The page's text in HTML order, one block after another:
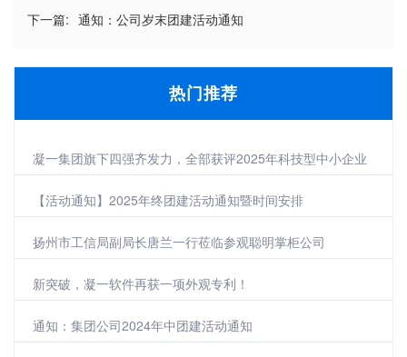
下一篇: 通知：公司岁末团建活动通知
热门推荐
凝一集团旗下四强齐发力，全部获评2025年科技型中小企业
【活动通知】2025年终团建活动通知暨时间安排
扬州市工信局副局长唐兰一行莅临参观聪明掌柜公司
新突破，凝一软件再获一项外观专利！
通知：集团公司2024年中团建活动通知